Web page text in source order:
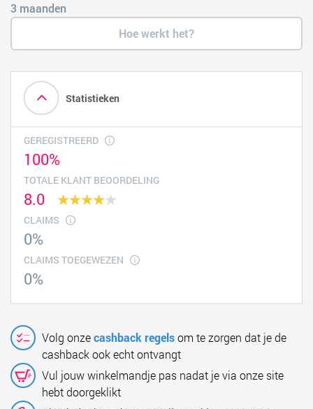
3 maanden
Hoe werkt het?
Statistieken
GEREGISTREERD
100%
TOTALE KLANT BEOORDELING
8.0
CLAIMS
0%
CLAIMS TOEGEWEZEN
0%
Volg onzecashback regelsom te zorgen dat je de
cashback ook echt ontvangt
Vul jouw winkelmandje pas nadat je via onze site
hebt doorgeklikt